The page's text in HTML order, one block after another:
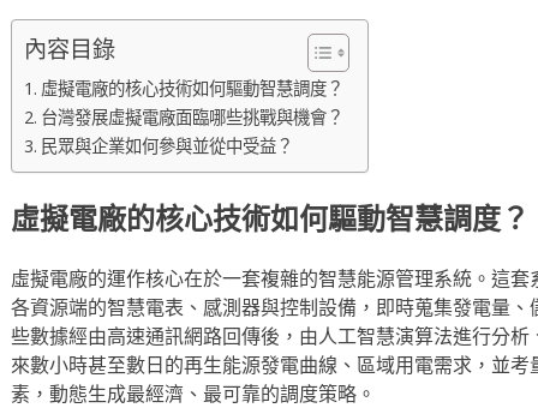
內容目錄
虛擬電廠的核心技術如何驅動智慧調度？
台灣發展虛擬電廠面臨哪些挑戰與機會？
民眾與企業如何參與並從中受益？
虛擬電廠的核心技術如何驅動智慧調度？
虛擬電廠的運作核心在於一套複雜的智慧能源管理系統。這
各資源端的智慧電表、感測器與控制設備，即時蒐集發電量
些數據經由高速通訊網路回傳後，由人工智慧演算法進行分
來數小時甚至數日的再生能源發電曲線、區域用電需求，並
素，動態生成最經濟、最可靠的調度策略。